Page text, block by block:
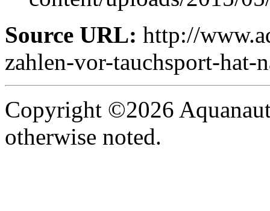
Source URL: http://
zahlen-vor-tauchsport-hat-
Copyright ©2026
otherwise noted.